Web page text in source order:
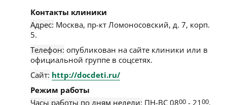
Контакты клиники
Адрес: Москва, пр-кт Ломоносовский, д. 7, корп.
5.
Телефон: опубликован на сайте клиники или в
официальной группе в соцсетях.
Сайт: http://docdeti.ru/
Режим работы
Часы работы по дням недели: ПН-ВС 0800 - 2100.